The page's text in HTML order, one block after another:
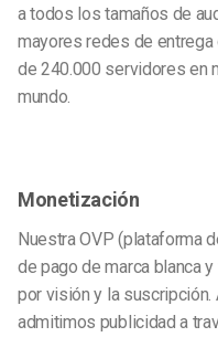
a todos los tamaños de
mayores redes de
de 240.000 servidores en
mundo.
Monetización
Nuestra OVP (plataforma
de pago de marca blanca
por visión y la suscripción.
admitimos publicidad a